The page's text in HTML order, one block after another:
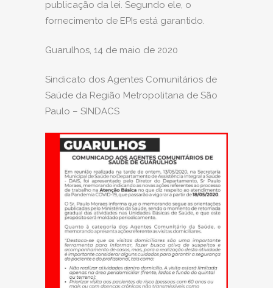
publicação da lei. Segundo ele, o
fornecimento de EPIs está garantido.
Guarulhos, 14 de maio de 2020
Sindicato dos Agentes Comunitários de
Saúde da Região Metropolitana de São
Paulo – SINDACS